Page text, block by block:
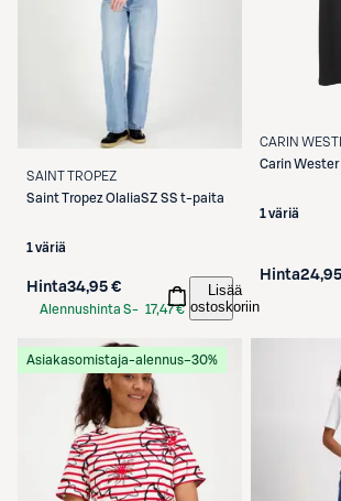
SAINT TROPEZ
Saint Tropez OlaliaSZ SS t-paita
1 väriä
Hinta34,95 €
Alennushinta S- 17,47 €
Lisää
ostoskoriin
CARIN
Carin Wester
1 väriä
Hinta
Asiakasomistaja-alennus−30%